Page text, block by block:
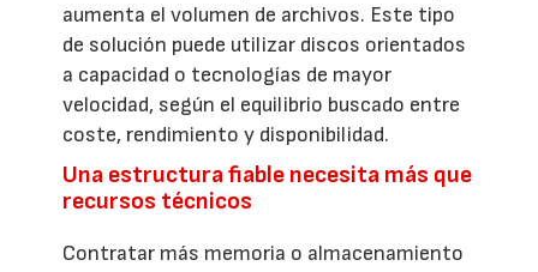
aumenta el volumen de archivos. Este tipo
de solución puede utilizar discos orientados
a capacidad o tecnologías de mayor
velocidad, según el equilibrio buscado entre
coste, rendimiento y disponibilidad.
Una estructura fiable necesita más que
recursos técnicos
Contratar más memoria o almacenamiento